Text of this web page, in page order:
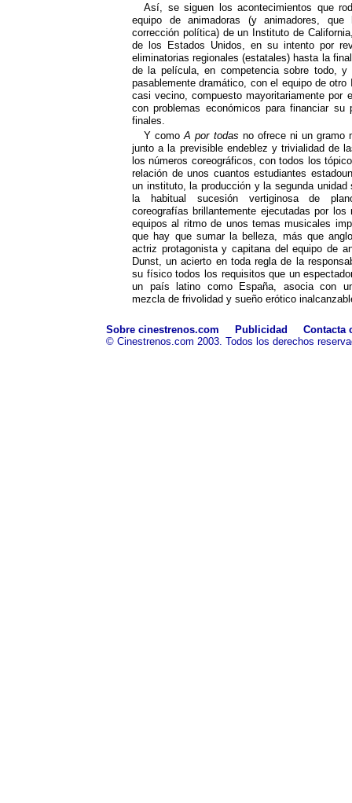
Así, se siguen los acontecimientos que
equipo de animadoras (y animadores,
corrección política) de un Instituto de
de los Estados Unidos, en su intento por
eliminatorias regionales (estatales) hasta la
de la película, en competencia sobre todo,
pasablemente dramático, con el equipo de
casi vecino, compuesto mayoritariamente por
con problemas económicos para financiar su
finales.
Y comoA por todas no ofrece ni un gramo
junto a la previsible endeblez y trivialidad de
los números coreográficos, con todos los
relación de unos cuantos estudiantes
un instituto, la producción y la segunda unidad
la habitual sucesión vertiginosa de
coreografías brillantemente ejecutadas por
equipos al ritmo de unos temas musicales
que hay que sumar la belleza, más que
actriz protagonista y capitana del equipo de
Dunst, un acierto en toda regla de la
su físico todos los requisitos que un
un país latino como España, asocia con
mezcla de frivolidad y sueño erótico
Sobre cinestrenos.com Publicidad
Contacta
© Cinestrenos.com 2003. Todos los derechos